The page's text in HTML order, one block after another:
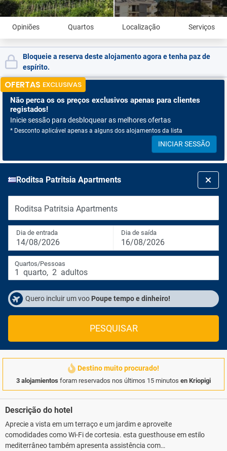
Opiniões Quartos Localização Serviços
Bloqueie a reserva deste alojamento agora e tenha paz de
espírito.
OFERTAS EXCLUSIVAS
Não perca os os preços exclusivos apenas para clientes
registados!
Inicie sessão para desbloquear as melhores ofertas
* Desconto aplicável apenas a alguns dos alojamentos da lista
INICIAR SESSÃO
Roditsa Patritsia Apartments
Roditsa Patritsia Apartments
Dia de entrada
14/08/2026
Dia de saída
16/08/2026
Quartos/Pessoas
1 quarto, 2 adultos
Quero incluir um voo Poupe tempo e dinheiro!
PESQUISAR
Destino muito procurado!
3 alojamientos foram reservados nos últimos 15 minutos en Kriopigi
Descrição do hotel
Aprecie a vista em um terraço e um jardim e aproveite
comodidades como Wi-Fi de cortesia. esta guesthouse em estilo
mediterrâneo também apresenta assistência com